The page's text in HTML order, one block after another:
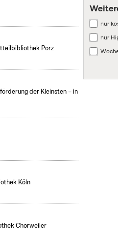
Porz
der Kleinsten – in
Köln
Chorweiler
nur
nur